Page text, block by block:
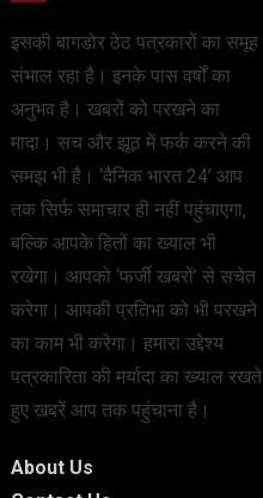
इसकी बागडोर ठेठ पत्रकारों का समूह
संभाल रहा है। इनके पास वर्षों का
अनुभव है। खबरों को परखने का
मादा। सच और झूठ में फर्क करने की
समझ भी है। ‘दैनिक भारत 24’ आप
तक सिर्फ समाचार ही नहीं पहुंचाएगा,
बल्कि आपके हितों का ख्याल भी
रखेगा। आपको ‘फर्जी खबरों’ से सचेत
करेगा। आपकी प्रतिभा को भी परखने
का काम भी करेगा। हमारा उद्देश्य
पत्रकारिता की मर्यादा का ख्याल रखते
हुए खबरें आप तक पहुंचाना है।
About Us